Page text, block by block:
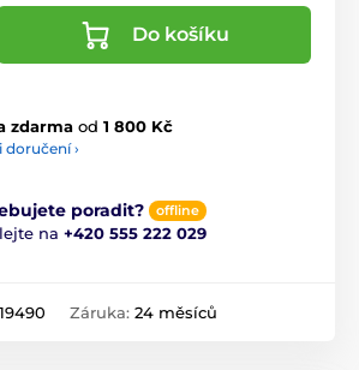
Do košíku
zdarma od 1 800 Kč
doručení ›
poradit? offline
na +420 555 222 029
Záruka: 24 měsíců